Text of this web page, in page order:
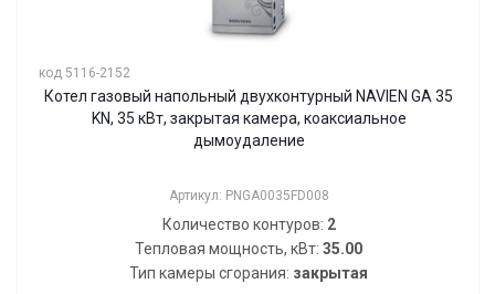
код 5116-2152
Котел газовый напольный двухконтурный NAVIEN GA 35
KN, 35 кВт, закрытая камера, коаксиальное
дымоудаление
Артикул: PNGA0035FD008
Количество контуров: 2
Тепловая мощность, кВт: 35.00
Тип камеры сгорания: закрытая